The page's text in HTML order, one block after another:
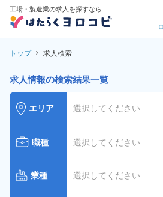
工場・製造業の求人を探すなら
トップ 求人検索
求人情報の検索結果一覧
エリア 選択してください
職種 選択してください
業種 選択してください